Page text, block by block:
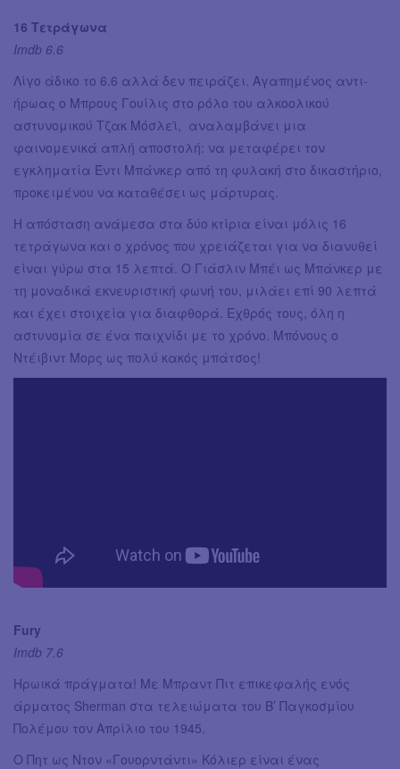
16 Τετράγωνα
Imdb 6.6
Λίγο άδικο το 6.6 αλλά δεν πειράζει. Αγαπημένος αντι-
ήρωας ο Μπρους Γουίλις στο ρόλο του αλκοολικού
αστυνομικού Τζακ Μόσλεϊ, αναλαμβάνει μια
φαινομενικά απλή αποστολή: να μεταφέρει τον
εγκληματία Έντι Μπάνκερ από τη φυλακή στο δικαστήριο,
προκειμένου να καταθέσει ως μάρτυρας.
Η απόσταση ανάμεσα στα δύο κτίρια είναι μόλις 16
τετράγωνα και ο χρόνος που χρειάζεται για να διανυθεί
είναι γύρω στα 15 λεπτά. Ο Γιάσλιν Μπέι ως Μπάνκερ με
τη μοναδικά εκνευριστική φωνή του, μιλάει επί 90 λεπτά
και έχει στοιχεία για διαφθορά. Εχθρός τους, όλη η
αστυνομία σε ένα παιχνίδι με το χρόνο. Μπόνους ο
Ντέιβιντ Μορς ως πολύ κακός μπάτσος!
Fury
Imdb 7.6
Ηρωικά πράγματα! Με Μπραντ Πιτ επικεφαλής ενός
άρματος Sherman στα τελειώματα του Β’ Παγκοσμίου
Πολέμου τον Απρίλιο του 1945.
Ο Πητ ως Ντον «Γουορντάντι» Κόλιερ είναι ένας